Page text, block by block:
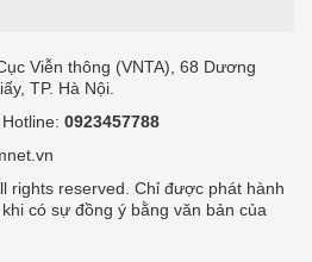
Viễn thông (VNTA), 68 Dương
TP. Hà Nội.
0923457788
rights reserved. Chỉ được phát hành
có sự đồng ý bằng văn bản của